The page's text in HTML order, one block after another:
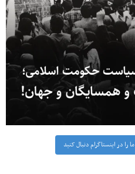
ما را در اینستاگرام دنبال کنید